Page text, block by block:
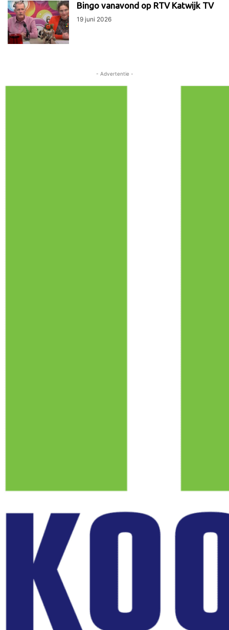
Bingo vanavond op RTV Katwijk TV
19 juni 2026
- Advertentie -